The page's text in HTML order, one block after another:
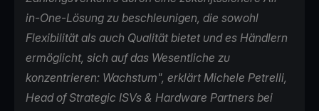
in-One-Lösung zu beschleunigen, die sowohl
Flexibilität als auch Qualität bietet und es Händlern
ermöglicht, sich auf das Wesentliche zu
konzentrieren: Wachstum", erklärt Michele Petrelli,
Head of Strategic ISVs & Hardware Partners bei